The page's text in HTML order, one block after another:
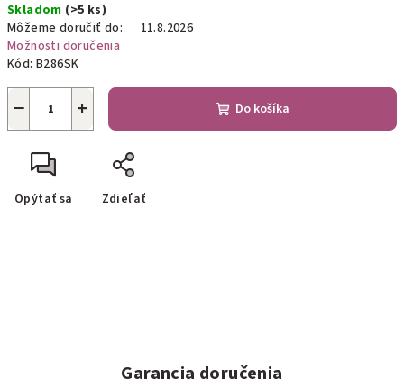
cena:
Skladom (>5 ks)
Môžeme doručiť do:
11.8.2026
Možnosti doručenia
Kód: B286SK
+
− Do košíka
Opýtať sa Zdieľať
Garancia doručenia